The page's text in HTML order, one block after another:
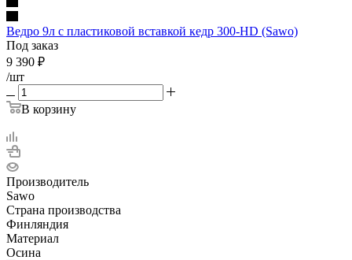
Ведро 9л с пластиковой вставкой кедр 300-НD (Sawo)
Под заказ
9 390 ₽
/шт
В корзину
Производитель
Sawo
Страна производства
Финляндия
Материал
Осина